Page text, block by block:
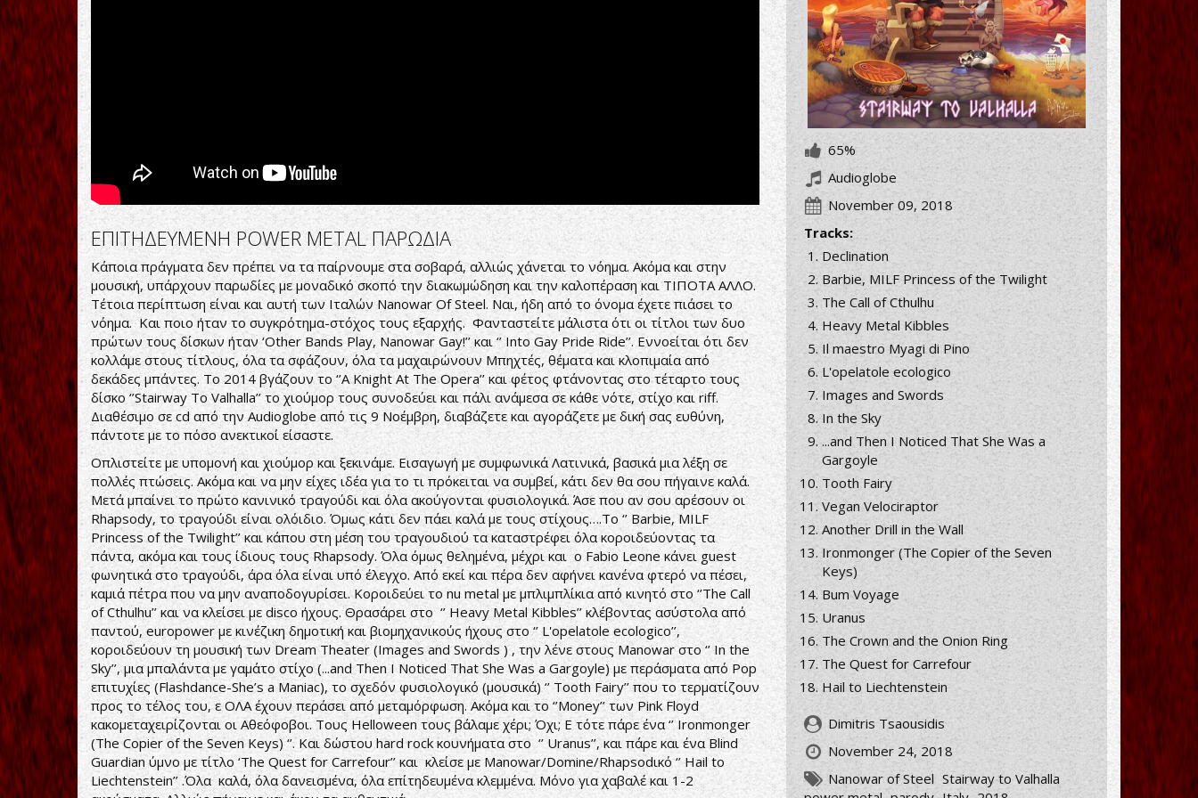
Of
The
Twilight
(Lyrics
Video)
[feat.
Fabio
Lione]
ΕΠΙΤΗΔΕΥΜΕΝΗ POWER METAL ΠΑΡΩΔΙΑ
Κάποια πράγματα δεν πρέπει να τα παίρνουμε στα σοβαρά, αλλιώς χάνεται το νόημα. Ακόμα και στην
μουσική, υπάρχουν παρωδίες με μοναδικό σκοπό την διακωμώδηση και την καλοπέραση και ΤΙΠΟΤΑ ΑΛΛΟ.
Τέτοια περίπτωση είναι και αυτή των Ιταλών Nanowar Of Steel. Ναι, ήδη από το όνομα έχετε πιάσει το
νόημα. Και ποιο ήταν το συγκρότημα-στόχος τους εξαρχής. Φανταστείτε μάλιστα ότι οι τίτλοι των δυο
πρώτων τους δίσκων ήταν ‘Other Bands Play, Nanowar Gay!’’ και ‘’ Into Gay Pride Ride’’. Εννοείται ότι δεν
κολλάμε στους τίτλους, όλα τα σφάζουν, όλα τα μαχαιρώνουν Μπηχτές, θέματα και κλοπιμαία από
δεκάδες μπάντες. Το 2014 βγάζουν το ‘’A Knight At The Opera’’ και φέτος φτάνοντας στο τέταρτο τους
δίσκο ‘’Stairway To Valhalla’’ το χιούμορ τους συνοδεύει και πάλι ανάμεσα σε κάθε νότε, στίχο και riff.
Διαθέσιμο σε cd από την Audioglobe από τις 9 Νοέμβρη, διαβάζετε και αγοράζετε με δική σας ευθύνη,
πάντοτε με το πόσο ανεκτικοί είσαστε.
Οπλιστείτε με υπομονή και χιούμορ και ξεκινάμε. Εισαγωγή με συμφωνικά Λατινικά, βασικά μια λέξη σε
πολλές πτώσεις. Ακόμα και να μην είχες ιδέα για το τι πρόκειται να συμβεί, κάτι δεν θα σου πήγαινε καλά.
Μετά μπαίνει το πρώτο κανινικό τραγούδι και όλα ακούγονται φυσιολογικά. Άσε που αν σου αρέσουν οι
Rhapsody, το τραγούδι είναι ολόιδιο. Όμως κάτι δεν πάει καλά με τους στίχους….Το ‘’ Barbie, MILF
Princess of the Twilight’’ και κάπου στη μέση του τραγουδιού τα καταστρέφει όλα κοροιδεύοντας τα
πάντα, ακόμα και τους ίδιους τους Rhapsody. Όλα όμως θελημένα, μέχρι και ο Fabio Leone κάνει guest
φωνητικά στο τραγούδι, άρα όλα είναι υπό έλεγχο. Από εκεί και πέρα δεν αφήνει κανένα φτερό να πέσει,
καμιά πέτρα που να μην αναποδογυρίσει. Κοροιδεύει το nu metal με μπλιμπλίκια από κινητό στο ‘’The Call
of Cthulhu’’ και να κλείσει με disco ήχους. Θρασάρει στο ‘’ Heavy Metal Kibbles’’ κλέβοντας ασύστολα από
παντού, europower με κινέζικη δημοτική και βιομηχανικούς ήχους στο ‘’ L'opelatole ecologico’’,
κοροιδεύουν τη μουσική των Dream Theater (Images and Swords ) , την λένε στους Manowar στο ‘’ In the
Sky’’, μια μπαλάντα με γαμάτο στίχο (...and Then I Noticed That She Was a Gargoyle) με περάσματα από Pop
επιτυχίες (Flashdance-She’s a Maniac), το σχεδόν φυσιολογικό (μουσικά) ‘’ Tooth Fairy’’ που το τερματίζουν
προς το τέλος του, ε ΟΛΑ έχουν περάσει από μεταμόρφωση. Ακόμα και το ‘’Money’’ των Pink Floyd
κακομεταχειρίζονται οι Αθεόφοβοι. Τους Helloween τους βάλαμε χέρι; Όχι; Ε τότε πάρε ένα ‘’ Ironmonger
(The Copier of the Seven Keys) ‘’. Και δώστου hard rock κουνήματα στο ‘’ Uranus’’, και πάρε και ένα Blind
Guardian ύμνο με τίτλο ‘The Quest for Carrefour’’ και κλείσε με Manowar/Domine/Rhapsodικό ‘’ Hail to
Liechtenstein’’ .Όλα καλά, όλα δανεισμένα, όλα επίτηδευμένα κλεμμένα. Μόνο για χαβαλέ και 1-2
65%
Audioglobe
November 09, 2018
Tracks:
Declination
Barbie, MILF Princess of the Twilight
The Call of Cthulhu
Heavy Metal Kibbles
Il maestro Myagi di Pino
L'opelatole ecologico
Images and Swords
In the Sky
...and Then I Noticed That She Was a
Gargoyle
Tooth Fairy
Vegan Velociraptor
Another Drill in the Wall
Ironmonger (The Copier of the Seven
Keys)
Bum Voyage
Uranus
The Crown and the Onion Ring
The Quest for Carrefour
Hail to Liechtenstein
Dimitris Tsaousidis
November 24, 2018
Nanowar of Steel Stairway to Valhalla